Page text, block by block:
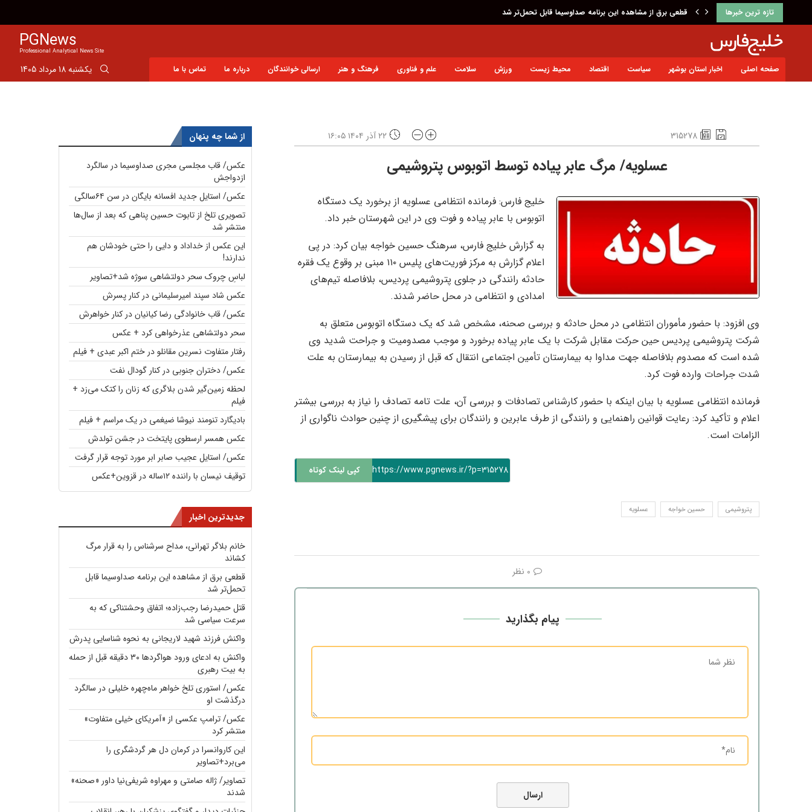
تازه ترین خبرها قطعی برق از مشاهده این برنامه صداوسیما قابل تحمل‌تر شد
PGNews
Professional Analytical News Site
صفحه اصلی اخبار استان بوشهر سیاست اقتصاد محیط زیست ورزش سلامت علم و فناوری فرهنگ و هنر ارسالی خوانندگان درباره ما تماس با ما یکشنبه 18 مرداد 1405
315278 ۲۲ آذر ۱۴۰۴ ۱۶:۰۵
عسلویه/ مرگ عابر پیاده توسط اتوبوس پتروشیمی
خلیج فارس: فرمانده انتظامی عسلویه از برخورد یک دستگاه
اتوبوس با عابر پیاده و فوت وی در این شهرستان خبر داد.
به گزارش خلیج فارس، سرهنگ حسین خواجه بیان کرد: در پی
اعلام گزارش به مرکز فوریت‌های پلیس ۱۱۰ مبنی بر وقوع یک فقره
حادثه رانندگی در جلوی پتروشیمی پردیس، بلافاصله تیم‌های
امدادی و انتظامی در محل حاضر شدند.
وی افزود: با حضور مأموران انتظامی در محل حادثه و بررسی صحنه، مشخص شد که یک دستگاه اتوبوس متعلق به
شرکت پتروشیمی پردیس حین حرکت مقابل شرکت با یک عابر پیاده برخورد و موجب مصدومیت و جراحت شدید وی
شده است که مصدوم بلافاصله جهت مداوا به بیمارستان تأمین اجتماعی انتقال که قبل از رسیدن به بیمارستان به علت
شدت جراحات وارده فوت کرد.
فرمانده انتظامی عسلویه با بیان اینکه با حضور کارشناس تصادفات و بررسی آن، علت تامه تصادف را نیاز به بررسی بیشتر
اعلام و تأکید کرد: رعایت قوانین راهنمایی و رانندگی از طرف عابرین و رانندگان برای پیشگیری از چنین حوادث ناگواری از
الزامات است.
https://www.pgnews.ir/?p=315278 کپی لینک کوتاه
پتروشیمی حسین خواجه عسلویه
0 نظر
پیام بگذارید
از شما چه پنهان
عکس/ قاب مجلسی مجری صداوسیما در سالگرد
ازدواجش
عکس/ استایل جدید افسانه بایگان در سن ۶۴سالگی
تصویری تلخ از تابوت حسین پناهی که بعد از سال‌ها
منتشر شد
این عکس از خداداد و دایی را حتی خودشان هم
ندارند!
لباسِ چروک سحر دولتشاهی سوژه شد+تصاویر
عکس شاد سپند امیرسلیمانی در کنار پسرش
عکس/ قاب خانوادگی رضا کیانیان در کنار خواهرش
سحر دولتشاهی عذرخواهی کرد + عکس
رفتار متفاوت نسرین مقانلو در ختم اکبر عبدی + فیلم
عکس/ دختران جنوبی در کنار گودال نفت
لحظه زمین‌گیر شدن بلاگری که زنان را کتک می‌زد +
فیلم
بادیگارد تنومند نیوشا ضیغمی در یک مراسم + فیلم
عکس همسر ارسطوی پایتخت در جشن تولدش
عکس/ استایل عجیب صابر ابر مورد توجه قرار گرفت
توقیف نیسان با راننده ۱۲ساله در قزوین+عکس
جدیدترین اخبار
خانم بلاگر تهرانی، مداح سرشناس را به قرار مرگ
کشاند
قطعی برق از مشاهده این برنامه صداوسیما قابل
تحمل‌تر شد
قتل حمیدرضا رجب‌زاده؛ اتفاق وحشتناکی که به
سرعت سیاسی شد
واکنش فرزند شهید لاریجانی به نحوه شناسایی پدرش
واکنش به ادعای ورود هواگردها ۳۰ دقیقه قبل از حمله
به بیت رهبری
عکس/ استوری تلخ خواهر ماه‌چهره خلیلی در سالگرد
درگذشت او
عکس/ ترامپ عکسی از «آمریکای خیلی متفاوت»
منتشر کرد
این کاروانسرا در کرمان دل هر گردشگری را
می‌برد+تصاویر
تصاویر/ ژاله صامتی و مهراوه شریفی‌نیا داور «صحنه»
شدند